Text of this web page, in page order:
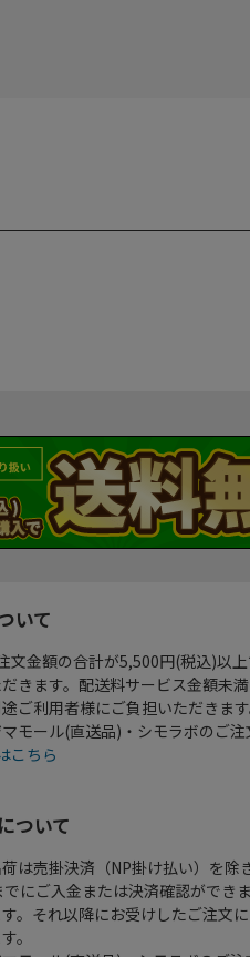
いて
文金額の合計が5,500円(税込)以
きます。配送料サービス金額未
ご利用者様にご負担いただきます
モール(直送品)・シモラボのご注
こちら
ついて
は売掛決済（NP掛け払い）を除
でにご入金または決済確認ができ
。それ以降にお受けしたご注文
。